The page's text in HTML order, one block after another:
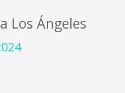
Los Ángeles